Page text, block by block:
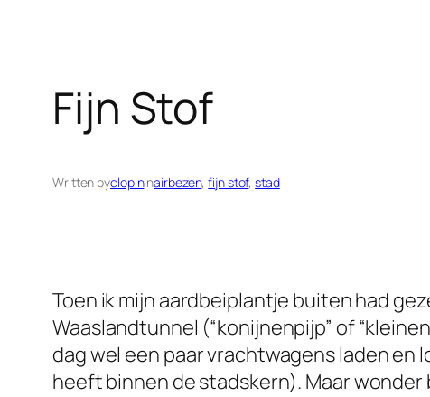
Fijn Stof
Written byclopininairbezen, fijn stof, stad
Toen ik mijn aardbeiplantje buiten had
Waaslandtunnel (“konijnenpijp” of
dag wel een paar vrachtwagens laden en
heeft binnen de stadskern). Maar